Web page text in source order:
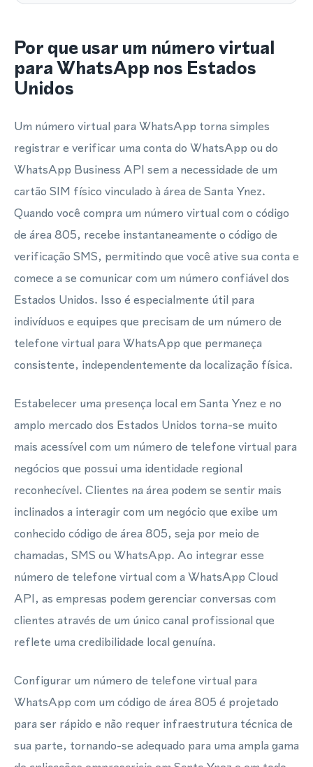
Por que usar um número virtual
para WhatsApp nos Estados
Unidos
Um número virtual para WhatsApp torna simples
registrar e verificar uma conta do WhatsApp ou do
WhatsApp Business API sem a necessidade de um
cartão SIM físico vinculado à área de Santa Ynez.
Quando você compra um número virtual com o código
de área 805, recebe instantaneamente o código de
verificação SMS, permitindo que você ative sua conta e
comece a se comunicar com um número confiável dos
Estados Unidos. Isso é especialmente útil para
indivíduos e equipes que precisam de um número de
telefone virtual para WhatsApp que permaneça
consistente, independentemente da localização física.
Estabelecer uma presença local em Santa Ynez e no
amplo mercado dos Estados Unidos torna-se muito
mais acessível com um número de telefone virtual para
negócios que possui uma identidade regional
reconhecível. Clientes na área podem se sentir mais
inclinados a interagir com um negócio que exibe um
conhecido código de área 805, seja por meio de
chamadas, SMS ou WhatsApp. Ao integrar esse
número de telefone virtual com a WhatsApp Cloud
API, as empresas podem gerenciar conversas com
clientes através de um único canal profissional que
reflete uma credibilidade local genuína.
Configurar um número de telefone virtual para
WhatsApp com um código de área 805 é projetado
para ser rápido e não requer infraestrutura técnica de
sua parte, tornando-se adequado para uma ampla gama